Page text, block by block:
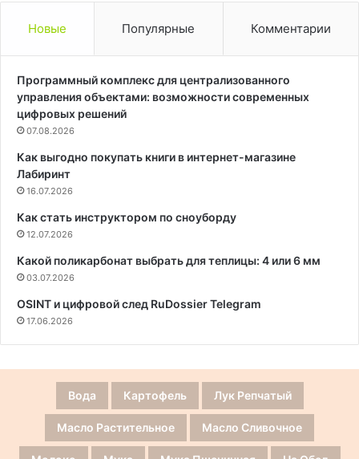
Новые Популярные Комментарии
Программный комплекс для централизованного
управления объектами: возможности современных
цифровых решений
07.08.2026
Как выгодно покупать книги в интернет-магазине
Лабиринт
16.07.2026
Как стать инструктором по сноуборду
12.07.2026
Какой поликарбонат выбрать для теплицы: 4 или 6 мм
03.07.2026
OSINT и цифровой след RuDossier Telegram
17.06.2026
Вода Картофель Лук Репчатый
Масло Растительное Масло Сливочное